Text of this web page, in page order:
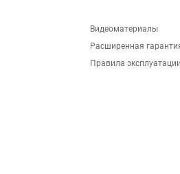
Видеоматериалы
Расширенная
Правила эксплуатации